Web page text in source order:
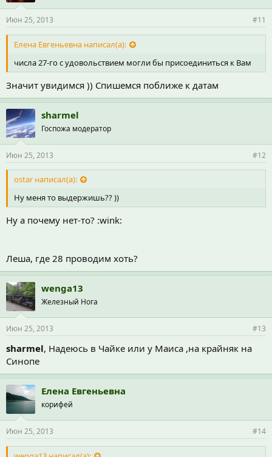
Июн 25, 2013 #11
Елена Евгеньевна написал(а):
числа 27-го с удовольствием могли бы присоединиться к Вам
Значит увидимся )) Спишемся поближе к датам
sharmel
Госпожа модератор
Июн 25, 2013 #12
ostar написал(а):
Ну меня то выдержишь?? ))
Ну а почему нет-то? :wink:
Леша, где 28 проводим хоть?
wenga13
Железный Нога
Июн 25, 2013 #13
sharmel, Надеюсь в Чайке или у Маиса ,на крайняк на
Синопе
Елена Евгеньевна
корифей
Июн 25, 2013 #14